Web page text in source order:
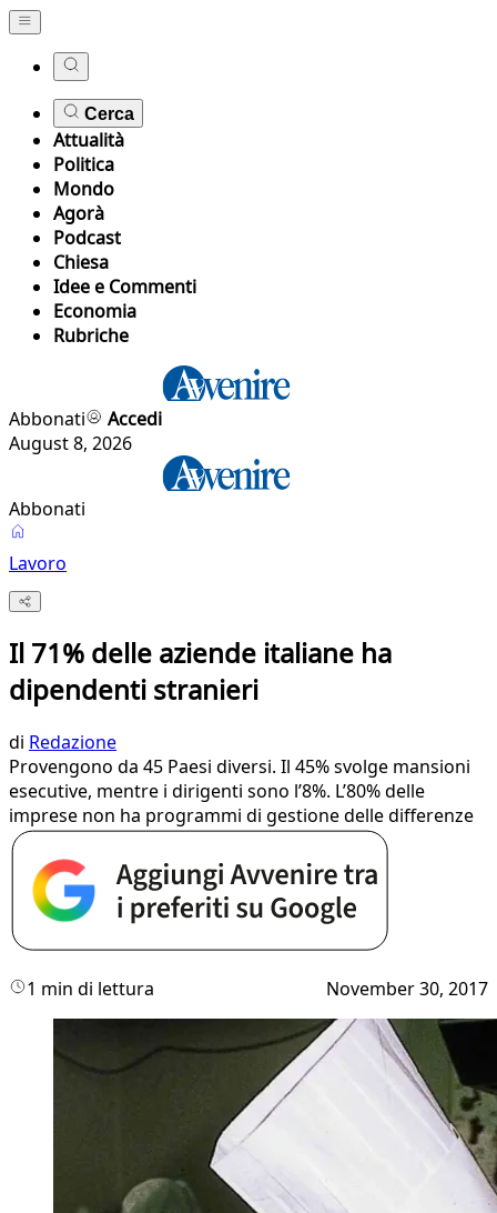
Cerca
Attualità
Politica
Mondo
Agorà
Podcast
Chiesa
Idee e Commenti
Economia
Rubriche
Abbonati
Accedi
August 8, 2026
Abbonati
Lavoro
Il 71% delle aziende italiane ha
dipendenti stranieri
di Redazione
Provengono da 45 Paesi diversi. Il 45% svolge mansioni
esecutive, mentre i dirigenti sono l’8%. L’80% delle
imprese non ha programmi di gestione delle differenze
1 min di lettura November 30, 2017